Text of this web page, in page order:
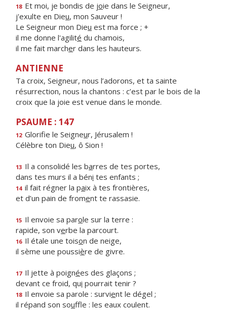
18 Et moi, je bondis de joie dans le Seigneur,
j'exulte en Dieu, mon Sauveur !
Le Seigneur mon Dieu est ma force ; +
il me donne l'agilité du chamois,
il me fait marcher dans les hauteurs.
ANTIENNE
Ta croix, Seigneur, nous l’adorons, et ta sainte
résurrection, nous la chantons : c’est par le bois de la
croix que la joie est venue dans le monde.
PSAUME : 147
12 Glorifie le Seigneur, Jérusalem !
Célèbre ton Dieu, ô Sion !
13 Il a consolidé les barres de tes portes,
dans tes murs il a béni tes enfants ;
14 il fait régner la paix à tes frontières,
et d’un pain de froment te rassasie.
15 Il envoie sa parole sur la terre :
rapide, son verbe la parcourt.
16 Il étale une toison de neige,
il sème une poussière de givre.
17 Il jette à poignées des glaçons ;
devant ce froid, qui pourrait tenir ?
18 Il envoie sa parole : survient le dégel ;
il répand son souffle : les eaux coulent.